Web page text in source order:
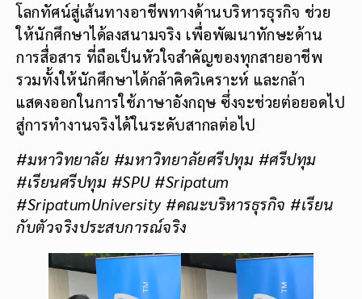
โลกทัศน์สู่เส้นทางอาชีพทางด้านบริหารธุรกิจ ช่วย
ให้นักศึกษาได้ลงสนามจริง เพื่อพัฒนาทักษะด้าน
การสื่อสาร ที่ถือเป็นหัวใจสำคัญของทุกสายอาชีพ
รวมทั้งให้นักศึกษาได้กล้าคิดวิเคราะห์ และกล้า
แสดงออกในการใช้ภาษาอังกฤษ ซึ่งจะช่วยต่อยอดไป
สู่การทำงานจริงได้ในระดับสากลต่อไป
#มหาวิทยาลัย #มหาวิทยาลัยศรีปทุม #ศรีปทุม
#เรียนศรีปทุม #SPU #Sripatum
#SripatumUniversity #คณะบริหารธุรกิจ #เรียน
กับตัวจริงประสบการณ์จริง